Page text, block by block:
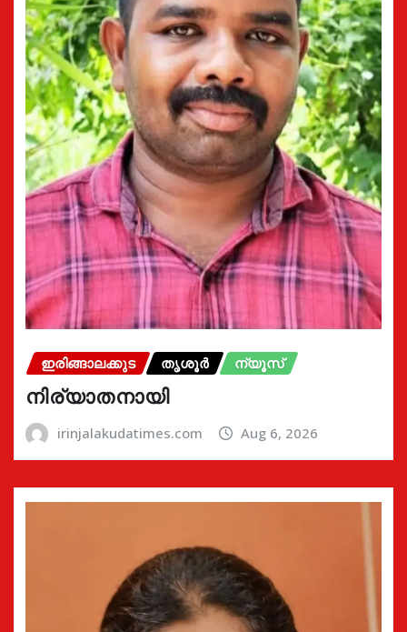
ഇരിങ്ങാലക്കുട തൃശൂർ ന്യൂസ്
നിര്യാതനായി
irinjalakudatimes.com Aug 6, 2026